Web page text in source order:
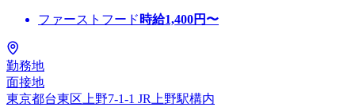
ファーストフード 時給1,400円〜
勤務地
面接地
東京都台東区上野7-1-1 JR上野駅構内